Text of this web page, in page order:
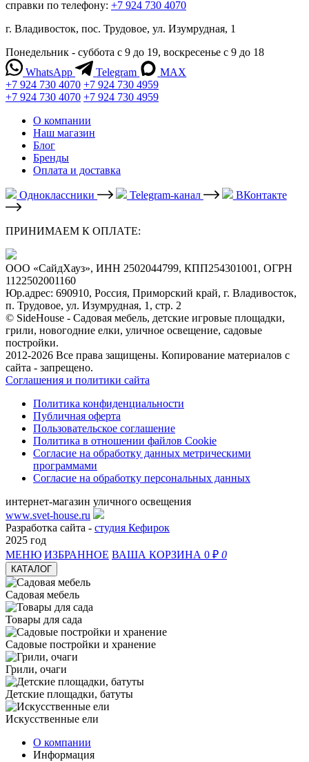
справки по телефону: +7 924 730 4070
г. Владивосток, пос. Трудовое, ул. Изумрудная, 1
Понедельник - суббота с 9 до 19, воскресенье с 9 до 18
WhatsApp
Telegram
MAX
+7 924 730 4070 +7 924 730 4959
+7 924 730 4070 +7 924 730 4959
О компании
Наш магазин
Блог
Бренды
Оплата и доставка
Одноклассники Telegram-канал ВКонтакте
ПРИНИМАЕМ К ОПЛАТЕ:
ООО «СайдХауз», ИНН 2502044799, КПП254301001, ОГРН
1122502001160
Юр.адрес: 690910, Россия, Приморский край, г. Владивосток,
п. Трудовое, ул. Изумрудная, 1, стр. 2
© SideHouse - Садовая мебель, детские игровые площадки,
грили, новогодние елки, уличное освещение, садовые
постройки.
2012-2026 Все права защищены. Копирование материалов с
сайта - запрещено.
Соглашения и политики сайта
Политика конфиденциальности
Публичная оферта
Пользовательское соглашение
Политика в отношении файлов Cookie
Согласие на обработку данных метрическими
программами
Согласие на обработку персональных данных
интернет-магазин уличного освещения
www.svet-house.ru
Разработка сайта - студия Кефирок
2025 год
МЕНЮ ИЗБРАННОЕ ВАША КОРЗИНА 0 ₽ 0
КАТАЛОГ
Садовая мебель
Товары для сада
Садовые постройки и хранение
Грили, очаги
Детские площадки, батуты
Искусственные ели
О компании
Информация